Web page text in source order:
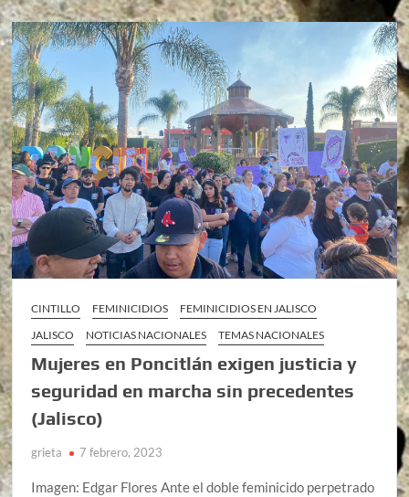
CINTILLO FEMINICIDIOS
FEMINICIDIOS EN JALISCO
JALISCO
NOTICIAS NACIONALES TEMAS NACIONALES
Mujeres en Poncitlán exigen justicia y
seguridad en marcha sin precedentes
(Jalisco)
grieta 7 febrero, 2023
Imagen: Edgar Flores Ante el doble feminicido perpetrado